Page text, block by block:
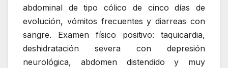
abdominal de tipo cólico de cinco días de
evolución, vómitos frecuentes y diarreas con
sangre. Examen físico positivo: taquicardia,
deshidratación severa con depresión
neurológica, abdomen distendido y muy